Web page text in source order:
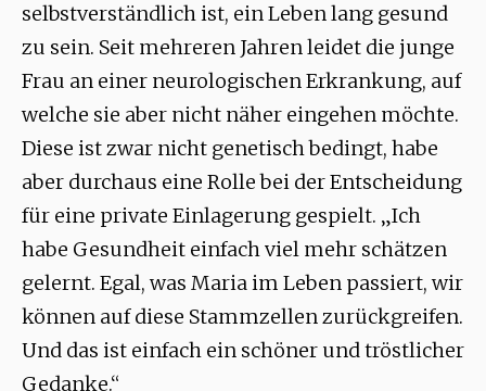
selbstverständlich ist, ein Leben lang gesund
zu sein. Seit mehreren Jahren leidet die junge
Frau an einer neurologischen Erkrankung, auf
welche sie aber nicht näher eingehen möchte.
Diese ist zwar nicht genetisch bedingt, habe
aber durchaus eine Rolle bei der Entscheidung
für eine private Einlagerung gespielt. „Ich
habe Gesundheit einfach viel mehr schätzen
gelernt. Egal, was Maria im Leben passiert, wir
können auf diese Stammzellen zurückgreifen.
Und das ist einfach ein schöner und tröstlicher
Gedanke.“